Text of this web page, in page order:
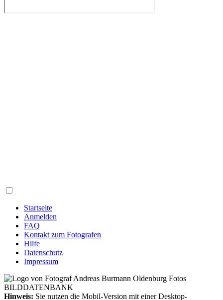
Startseite
Anmelden
FAQ
Kontakt zum Fotografen
Hilfe
Datenschutz
Impressum
Hinweis: Sie nutzen die Mobil-Version mit einer Desktop-